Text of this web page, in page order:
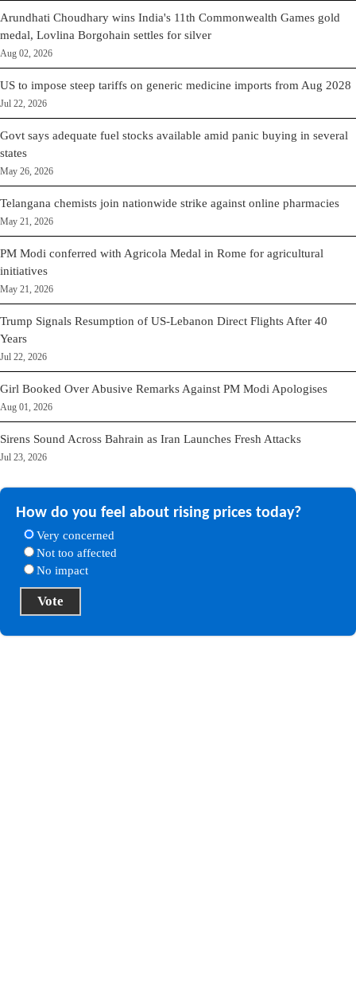
Arundhati Choudhary wins India's 11th Commonwealth Games gold
medal, Lovlina Borgohain settles for silver
Aug 02, 2026
US to impose steep tariffs on generic medicine imports from Aug 2028
Jul 22, 2026
Govt says adequate fuel stocks available amid panic buying in several
states
May 26, 2026
Telangana chemists join nationwide strike against online pharmacies
May 21, 2026
PM Modi conferred with Agricola Medal in Rome for agricultural
initiatives
May 21, 2026
Trump Signals Resumption of US-Lebanon Direct Flights After 40
Years
Jul 22, 2026
Girl Booked Over Abusive Remarks Against PM Modi Apologises
Aug 01, 2026
Sirens Sound Across Bahrain as Iran Launches Fresh Attacks
Jul 23, 2026
How do you feel about rising prices today?
Very concerned
Not too affected
No impact